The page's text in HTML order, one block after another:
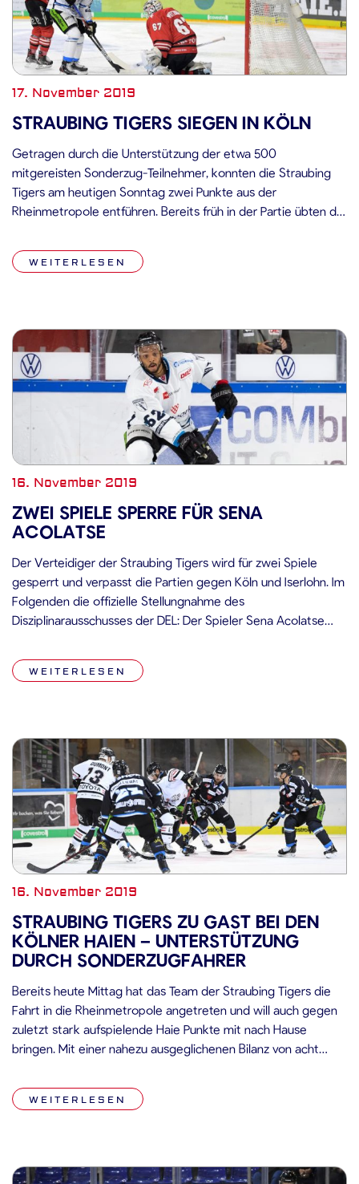
17. November 2019
STRAUBING TIGERS SIEGEN IN KÖLN
Getragen durch die Unterstützung der etwa 500
mitgereisten Sonderzug-Teilnehmer, konnten die Straubing
Tigers am heutigen Sonntag zwei Punkte aus der
Rheinmetropole entführen. Bereits früh in der Partie übten die
Tigers aus. Nach zweieinhalb Minuten folgte dann auch die
erste Überzahl für die Kölner Haie, welche die […]
WEITERLESEN
16. November 2019
ZWEI SPIELE SPERRE FÜR SENA
ACOLATSE
Der Verteidiger der Straubing Tigers wird für zwei Spiele
gesperrt und verpasst die Partien gegen Köln und Iserlohn. Im
Folgenden die offizielle Stellungnahme des
Disziplinarausschusses der DEL: Der Spieler Sena Acolatse
15.11.2019 vom Schiedsrichter in der 60. Spielminute wegen
einem Faustkampf mit einer großen nebst automatischer […]
WEITERLESEN
16. November 2019
STRAUBING TIGERS ZU GAST BEI DEN
KÖLNER HAIEN – UNTERSTÜTZUNG
DURCH SONDERZUGFAHRER
Bereits heute Mittag hat das Team der Straubing Tigers die
Fahrt in die Rheinmetropole angetreten und will auch gegen
zuletzt stark aufspielende Haie Punkte mit nach Hause
bringen. Mit einer nahezu ausgeglichenen Bilanz von acht
derzeit im Tabellenmittelfeld. Der Trend der Domstädter zeigt
derweil nach oben: […]
WEITERLESEN